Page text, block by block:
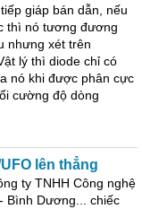
giáp bán dẫn, nếu
thì nó tương đương
nhưng xét trên
lý thì diode chỉ có
nó khi được phân cực
cường độ dòng
lên thẳng
ty TNHH Công nghệ
Bình Dương... chiếc